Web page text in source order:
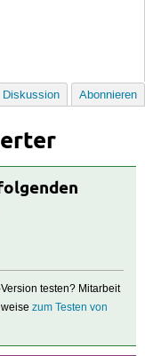
Diskussion Abonnieren
testen? Mitarbeit
zum Testen von